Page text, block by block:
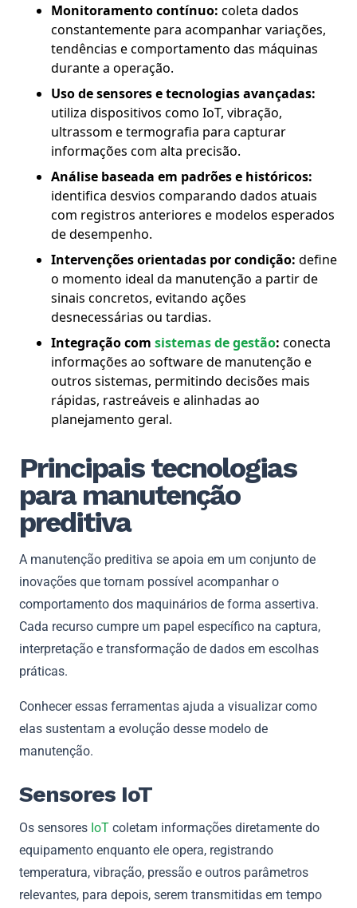
Monitoramento contínuo: coleta dados
constantemente para acompanhar variações,
tendências e comportamento das máquinas
durante a operação.
Uso de sensores e tecnologias avançadas:
utiliza dispositivos como IoT, vibração,
ultrassom e termografia para capturar
informações com alta precisão.
Análise baseada em padrões e históricos:
identifica desvios comparando dados atuais
com registros anteriores e modelos esperados
de desempenho.
Intervenções orientadas por condição: define
o momento ideal da manutenção a partir de
sinais concretos, evitando ações
desnecessárias ou tardias.
Integração com sistemas de gestão: conecta
informações ao software de manutenção e
outros sistemas, permitindo decisões mais
rápidas, rastreáveis e alinhadas ao
planejamento geral.
Principais tecnologias
para manutenção
preditiva
A manutenção preditiva se apoia em um conjunto de
inovações que tornam possível acompanhar o
comportamento dos maquinários de forma assertiva.
Cada recurso cumpre um papel específico na captura,
interpretação e transformação de dados em escolhas
práticas.
Conhecer essas ferramentas ajuda a visualizar como
elas sustentam a evolução desse modelo de
manutenção.
Sensores IoT
Os sensores IoT coletam informações diretamente do
equipamento enquanto ele opera, registrando
temperatura, vibração, pressão e outros parâmetros
relevantes, para depois, serem transmitidas em tempo